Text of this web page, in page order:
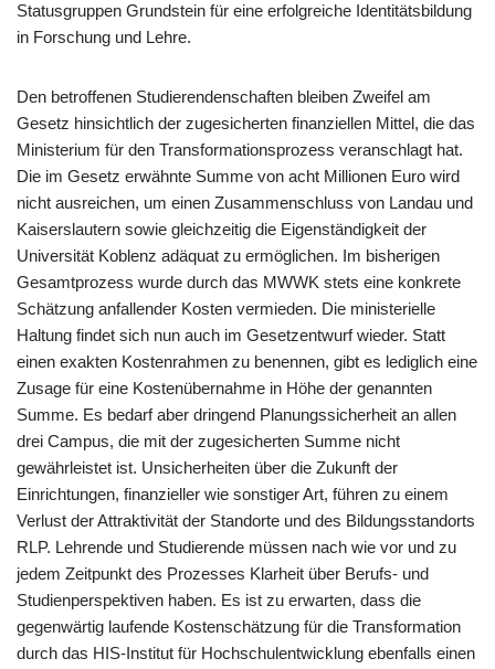
Statusgruppen Grundstein für eine erfolgreiche Identitätsbildung
in Forschung und Lehre.
Den betroffenen Studierendenschaften bleiben Zweifel am
Gesetz hinsichtlich der zugesicherten finanziellen Mittel, die das
Ministerium für den Transformationsprozess veranschlagt hat.
Die im Gesetz erwähnte Summe von acht Millionen Euro wird
nicht ausreichen, um einen Zusammenschluss von Landau und
Kaiserslautern sowie gleichzeitig die Eigenständigkeit der
Universität Koblenz adäquat zu ermöglichen. Im bisherigen
Gesamtprozess wurde durch das MWWK stets eine konkrete
Schätzung anfallender Kosten vermieden. Die ministerielle
Haltung findet sich nun auch im Gesetzentwurf wieder. Statt
einen exakten Kostenrahmen zu benennen, gibt es lediglich eine
Zusage für eine Kostenübernahme in Höhe der genannten
Summe. Es bedarf aber dringend Planungssicherheit an allen
drei Campus, die mit der zugesicherten Summe nicht
gewährleistet ist. Unsicherheiten über die Zukunft der
Einrichtungen, finanzieller wie sonstiger Art, führen zu einem
Verlust der Attraktivität der Standorte und des Bildungsstandorts
RLP. Lehrende und Studierende müssen nach wie vor und zu
jedem Zeitpunkt des Prozesses Klarheit über Berufs- und
Studienperspektiven haben. Es ist zu erwarten, dass die
gegenwärtig laufende Kostenschätzung für die Transformation
durch das HIS-Institut für Hochschulentwicklung ebenfalls einen